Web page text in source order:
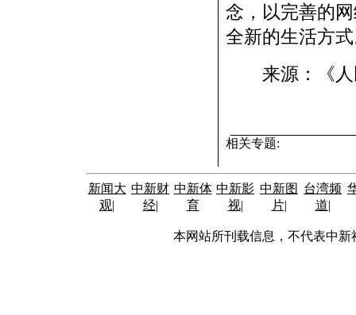
念，以完善的
全新的生活方
来源：《人
相关专题:
新闻大
观|
中新财
经|
中新体
育
中新影
视|
中新图
片|
台湾频
道|
本网站所刊载信息，不代表中